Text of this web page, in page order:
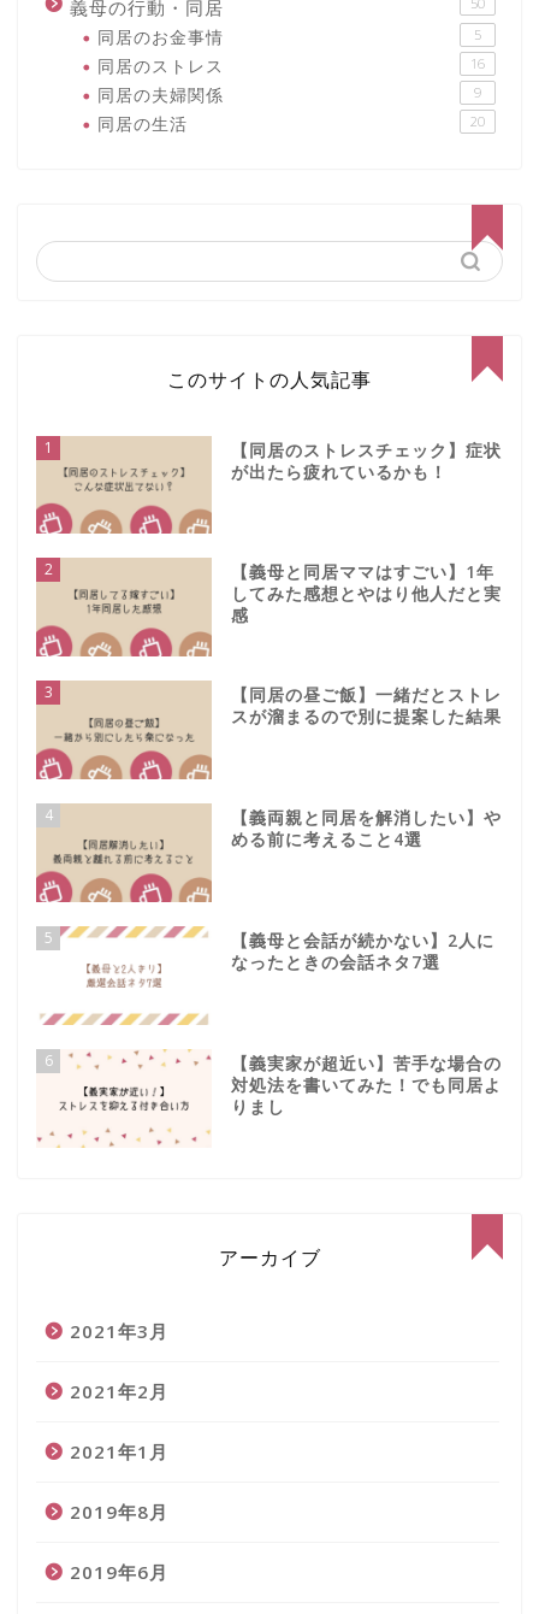
義母の行動・同居
同居のお金事情 5
同居のストレス 16
同居の夫婦関係 9
同居の生活 20
このサイトの人気記事
1
【同居のストレスチェック】症状
が出たら疲れているかも！
2
【義母と同居ママはすごい】1年
してみた感想とやはり他人だと実
感
3
【同居の昼ご飯】一緒だとストレ
スが溜まるので別に提案した結果
4
【義両親と同居を解消したい】や
める前に考えること4選
5
【義母と会話が続かない】2人に
なったときの会話ネタ7選
6
【義実家が超近い】苦手な場合の
対処法を書いてみた！でも同居よ
りまし
アーカイブ
2021年3月
2021年2月
2021年1月
2019年8月
2019年6月